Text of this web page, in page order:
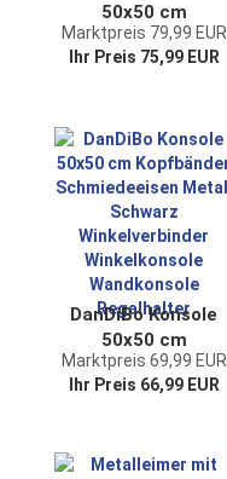
50x50 cm
Kopfbänder
Schmiedeeisen
Winkelverbinder
Winkelkonsole
Wandkonsole
Regalhalter
Marktpreis 79,99 EUR
Ihr Preis 75,99 EUR
DanDiBo Konsole
50x50 cm
Kopfbänder
Schmiedeeisen
Winkelkonsole
Marktpreis 69,99 EUR
Ihr Preis 66,99 EUR